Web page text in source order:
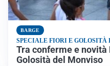
BARGE
SPECIALE FIORI E GOLOSITÀ
Tra conferme e novità
Golosità del Monviso